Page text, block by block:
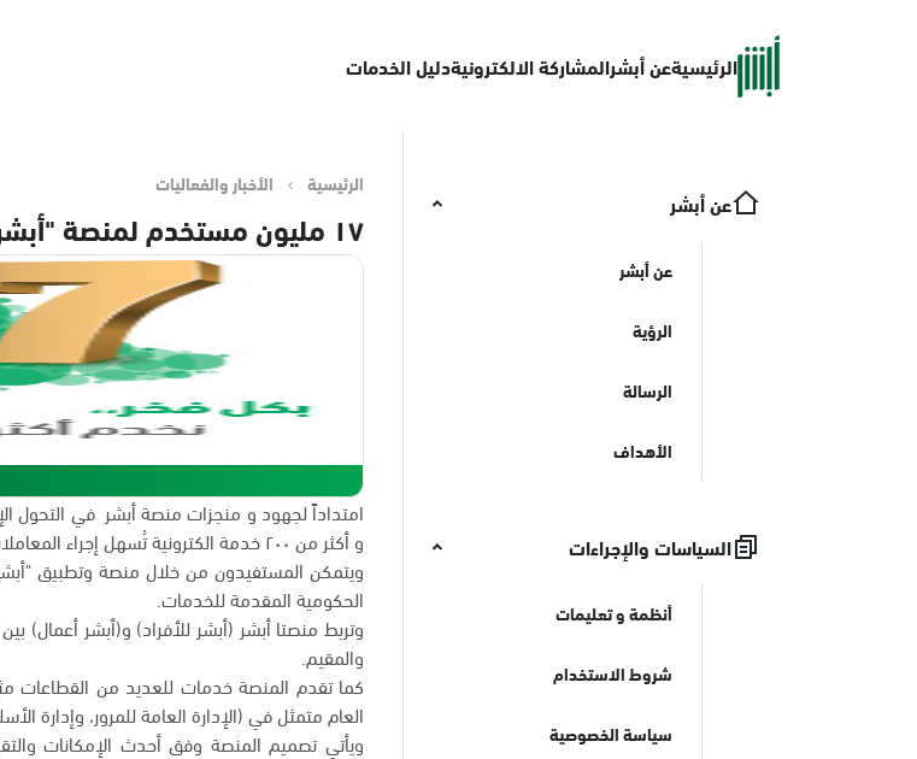
الرئيسيةعن أبشرالمشاركة الالكترونيةدليل الخدمات
عن أبشر
عن أبشر
الرؤية
الرسالة
الأهداف
السياسات والإجراءات
أنظمة و تعليمات
شروط الاستخدام
سياسة الخصوصية
الرئيسية الأخبار والفعاليات
١٧ مليون مستخدم لمنصة "أبشر" في المملكة
و أكثر من ٢٠٠ خدمة الكترونية تُسهل إجراء المعاملات الخاصة بالمواطن والمقيم من خلال أبشر.
ويتمكن المستفيدون من خلال منصة وتطبيق
الحكومية المقدمة للخدمات.
وتربط منصتا أبشر (أبشر للأفراد) و(أبشر أعمال)
والمقيم.
كما تقدم المنصة خدمات للعديد من القطاعات مثل
العام متمثل في (الإدارة العامة للمرور، وإدارة
ويأتي تصميم المنصة وفق أحدث الإمكانات